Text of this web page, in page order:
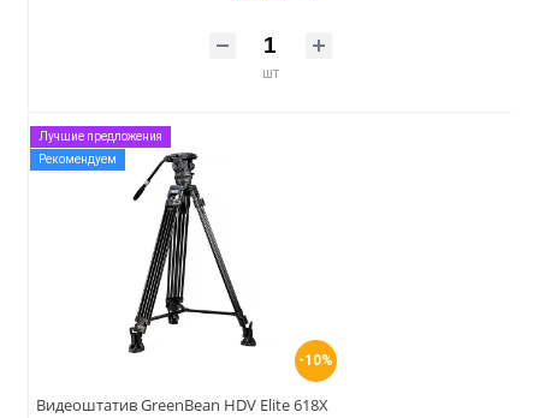
шт
-10%
Лучшие предложения
Рекомендуем
Видеоштатив GreenBean HDV Elite 618X